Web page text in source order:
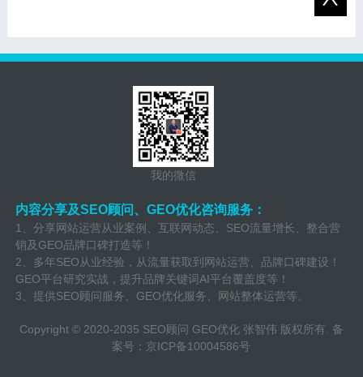
我的微信
内容分享及SEO顾问、GEO优化咨询服务：
1、分享网站运营从业案例、互联网动态、SEO流量增长、整合营
销及GEO品牌口碑打造等！
2、多年SEO从业经验，从流量获取到网站运营、品牌口碑建设！
GEO平台研究实战，提升品牌关键词AI平台覆盖度等！
3、提供SEO顾问服务、GEO优化服务、网站整体运营等。
Copyright © 2020-2035 SEO顾问 GEO优化 张智伟 版权所有. 备
案号：京ICP备10004586号